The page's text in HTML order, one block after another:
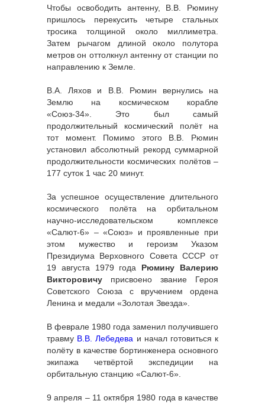
Чтобы освободить антенну, В.В. Рюмину
пришлось перекусить четыре стальных
тросика толщиной около миллиметра.
Затем рычагом длиной около полутора
метров он оттолкнул антенну от станции по
направлению к Земле.
В.А. Ляхов и В.В. Рюмин вернулись на
Землю на космическом корабле
«Союз-34». Это был самый
продолжительный космический полёт на
тот момент. Помимо этого В.В. Рюмин
установил абсолютный рекорд суммарной
продолжительности космических полётов –
177 суток 1 час 20 минут.
За успешное осуществление длительного
космического полёта на орбитальном
научно-исследовательском комплексе
«Салют-6» – «Союз» и проявленные при
этом мужество и героизм Указом
Президиума Верховного Совета СССР от
19 августа 1979 года Рюмину Валерию
Викторовичу присвоено звание Героя
Советского Союза с вручением ордена
Ленина и медали «Золотая Звезда».
В феврале 1980 года заменил получившего
травму В.В. Лебедева и начал готовиться к
полёту в качестве бортинженера основного
экипажа четвёртой экспедиции на
орбитальную станцию «Салют-6».
9 апреля – 11 октября 1980 года в качестве